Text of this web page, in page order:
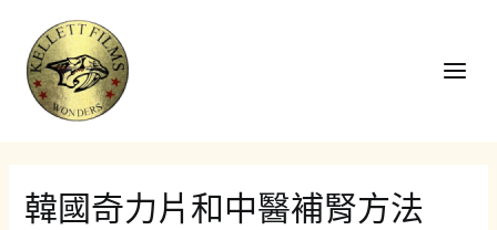
韓國奇力片和中醫補腎方法